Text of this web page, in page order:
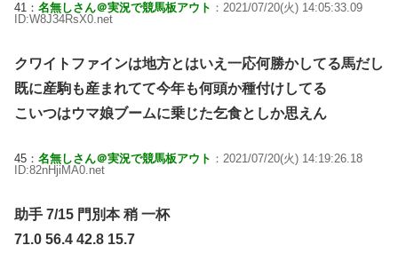
41： 名無しさん＠実況で競馬板アウト ：2021/07/20(火) 14:05:33.09
ID:W8J34RsX0.net
クワイトファインは地方とはいえ一応何勝かしてる馬だし
既に産駒も産まれてて今年も何頭か種付けしてる
こいつはウマ娘ブームに乗じた乞食としか思えん
45： 名無しさん＠実況で競馬板アウト ：2021/07/20(火) 14:19:26.18
ID:82nHjiMA0.net
助手 7/15 門別本 稍 一杯
71.0 56.4 42.8 15.7